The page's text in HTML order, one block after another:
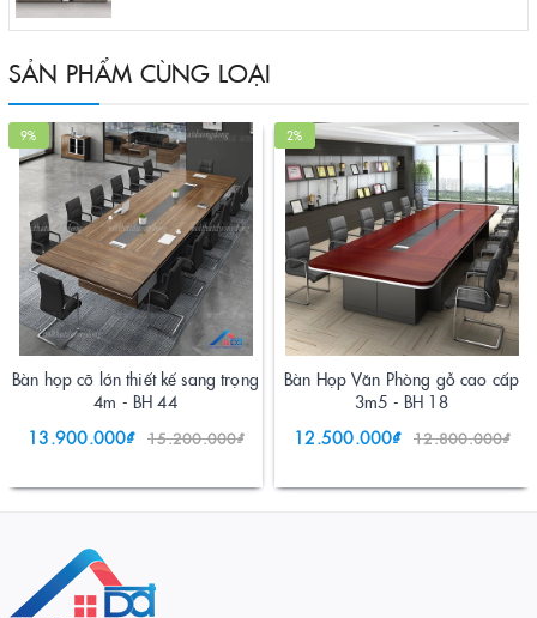
SẢN PHẨM CÙNG LOẠI
9%
Bàn họp cỡ lớn thiết kế sang trọng
4m - BH 44
13.900.000₫
15.200.000₫
2%
Bàn Họp Văn Phòng gỗ cao cấp
3m5 - BH 18
12.500.000₫
12.800.000₫